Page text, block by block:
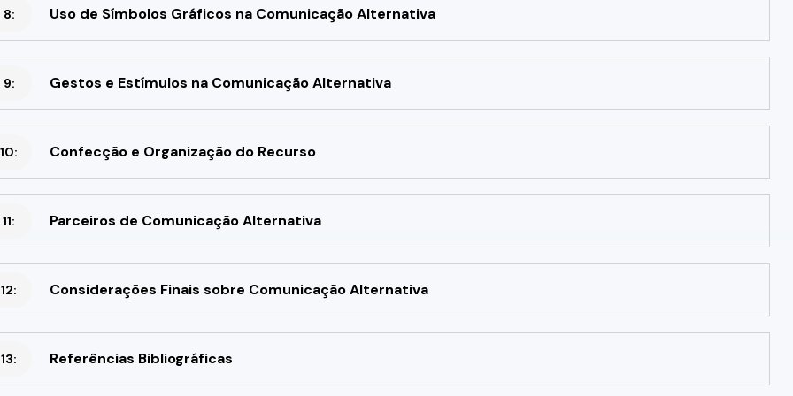
Uso de Símbolos Gráficos na Comunicação Alternativa
Gestos e Estímulos na Comunicação Alternativa
Confecção e Organização do Recurso
Parceiros de Comunicação Alternativa
Considerações Finais sobre Comunicação Alternativa
Referências Bibliográficas